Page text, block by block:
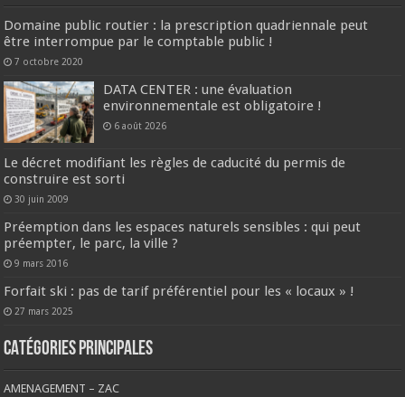
Domaine public routier : la prescription quadriennale peut
être interrompue par le comptable public !
7 octobre 2020
DATA CENTER : une évaluation
environnementale est obligatoire !
6 août 2026
Le décret modifiant les règles de caducité du permis de
construire est sorti
30 juin 2009
Préemption dans les espaces naturels sensibles : qui peut
préempter, le parc, la ville ?
9 mars 2016
Forfait ski : pas de tarif préférentiel pour les « locaux » !
27 mars 2025
CATÉGORIES PRINCIPALES
AMENAGEMENT – ZAC